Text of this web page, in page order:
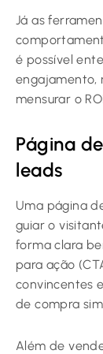
Já as
é possível
engajamento,
mensurar o
Página
leads
Uma página
guiar o
forma clara
para ação
convincentes
de compra
Além de